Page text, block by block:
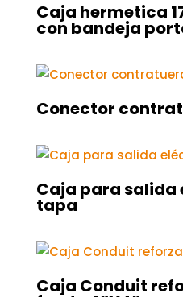
Caja hermetica
con bandeja
Conector
Caja para
tapa
Caja Conduit